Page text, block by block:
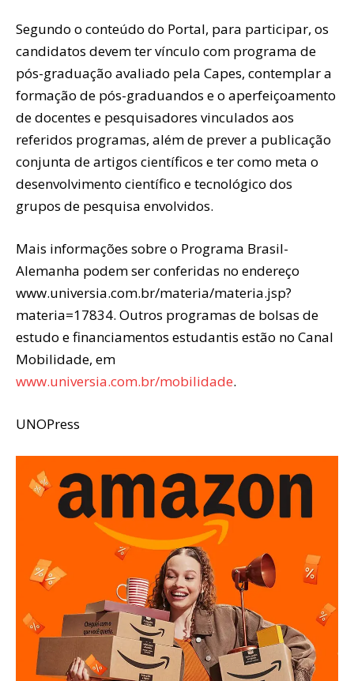
Segundo o conteúdo do Portal, para participar, os
candidatos devem ter vínculo com programa de
pós-graduação avaliado pela Capes, contemplar a
formação de pós-graduandos e o aperfeiçoamento
de docentes e pesquisadores vinculados aos
referidos programas, além de prever a publicação
conjunta de artigos científicos e ter como meta o
desenvolvimento científico e tecnológico dos
grupos de pesquisa envolvidos.
Mais informações sobre o Programa Brasil-
Alemanha podem ser conferidas no endereço
www.universia.com.br/materia/materia.jsp?
materia=17834. Outros programas de bolsas de
estudo e financiamentos estudantis estão no Canal
Mobilidade, em
www.universia.com.br/mobilidade.
UNOPress